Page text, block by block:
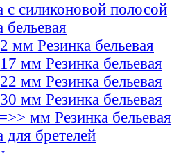
с силиконовой полосой
бельевая
мм Резинка бельевая
мм Резинка бельевая
мм Резинка бельевая
мм Резинка бельевая
мм Резинка бельевая
для бретелей